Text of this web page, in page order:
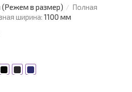
(Режем в размер)
Полная
ширина: 1100 мм